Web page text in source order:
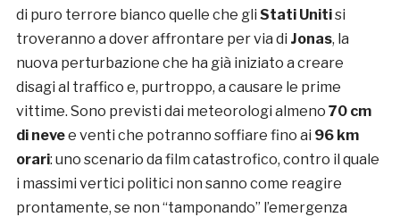
di puro terrore bianco quelle che gli Stati Unitisi
troveranno a dover affrontare per via di Jonas, la
nuova perturbazione che ha già iniziato a creare
disagi al traffico e, purtroppo, a causare le prime
vittime. Sono previsti dai meteorologi almeno 70 cm
di nevee venti che potranno soffiare fino ai 96 km
orari: uno scenario da film catastrofico, contro il quale
i massimi vertici politici non sanno come reagire
prontamente, se non “tamponando” l’emergenza